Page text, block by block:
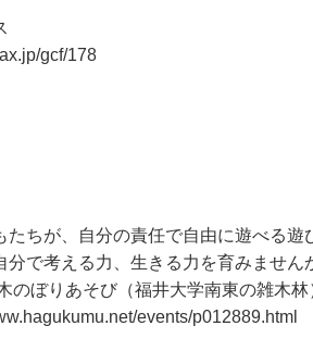
gcf/178
たちが、自分の責任で自由に遊べる遊
分で考える力、生きる力を育みません
のぼりあそび（福井大学南東の雑木
events/p012889.html